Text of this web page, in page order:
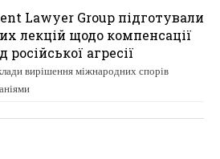
Lawyer Group підготували
лекцій щодо компенсації
російської агресії
вирішення міжнародних спорів